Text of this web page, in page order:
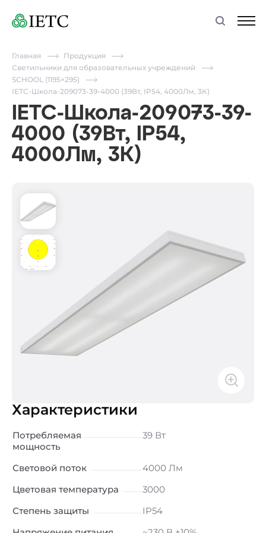
Главная
Продукция
Светильники для образовательных учреждений
SCHOOL (1195×295)
IETC-Школа-209073-39-4000 (39Вт, IP54, 4000Лм, 3К)
IETC-Школа-209073-39-
4000 (39Вт, IP54,
4000Лм, 3К)
Характеристики
Потребляемая
мощность
39 Вт
Световой поток
4000 Лм
Цветовая температура
3000
Степень защиты
IP54